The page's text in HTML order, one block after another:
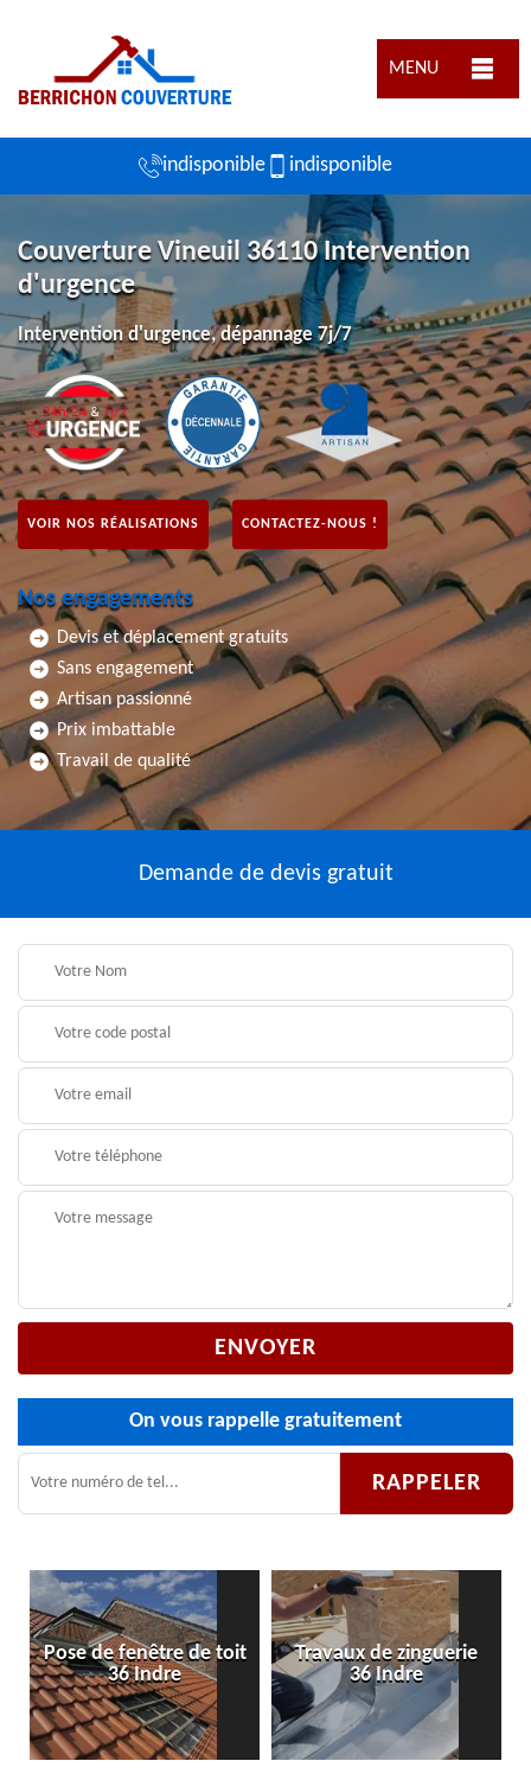
MENU
indisponible indisponible
Couverture Vineuil 36110 Intervention
d'urgence
Intervention d'urgence, dépannage 7j/7
VOIR NOS RÉALISATIONS CONTACTEZ-NOUS !
Nos engagements
Devis et déplacement gratuits
Sans engagement
Artisan passionné
Prix imbattable
Travail de qualité
Demande de devis gratuit
On vous rappelle gratuitement
Pose de fenêtre de toit
36 Indre
Travaux de zinguerie
36 Indre